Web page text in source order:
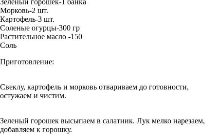
Морковь-2 шт.
Картофель-3 шт.
Соленые огурцы-300 гр
Растительное масло -150
Соль
Приготовление:
Свеклу, картофель и морковь отвариваем до готовности,
остужаем и чистим.
Зеленый горошек высыпаем в салатник. Лук мелко нарезаем,
добавляем к горошку.